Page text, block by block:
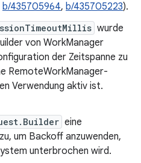
b/435705964, b/435705223).
wurde
von WorkManager
der Zeitspanne zu
RemoteWorkManager-
Verwendung aktiv ist.
eine
um Backoff anzuwenden,
unterbrochen wird.